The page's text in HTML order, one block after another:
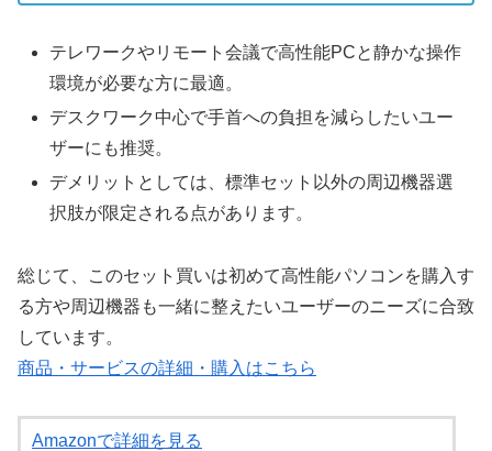
テレワークやリモート会議で高性能PCと静かな操作
環境が必要な方に最適。
デスクワーク中心で手首への負担を減らしたいユー
ザーにも推奨。
デメリットとしては、標準セット以外の周辺機器選
択肢が限定される点があります。
総じて、このセット買いは初めて高性能パソコンを購入す
る方や周辺機器も一緒に整えたいユーザーのニーズに合致
しています。
商品・サービスの詳細・購入はこちら
Amazonで詳細を見る